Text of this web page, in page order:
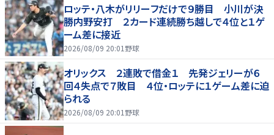
ロッテ・八木がリリーフだけで９勝目 小川が決
勝内野安打 ２カード連続勝ち越しで４位と１ゲ
ーム差に接近
2026/08/09 20:01 野球
オリックス ２連敗で借金１ 先発ジェリーが６
回４失点で７敗目 ４位・ロッテに１ゲーム差に迫
られる
2026/08/09 20:01 野球